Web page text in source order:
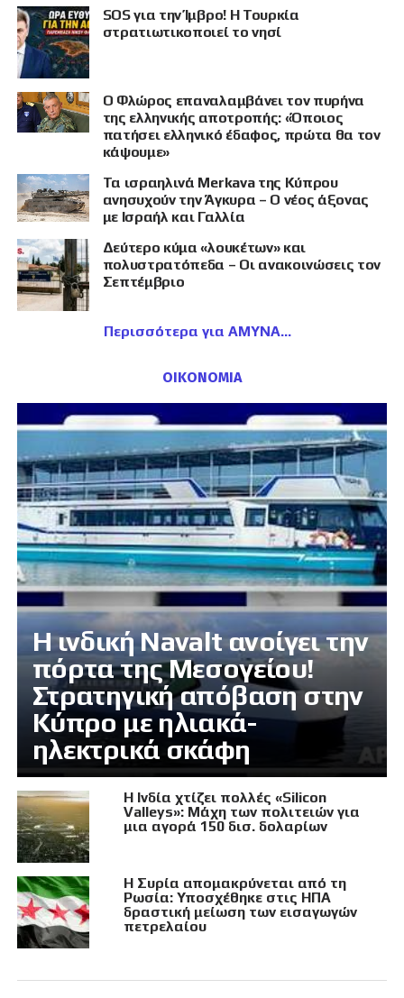
SOS για την Ίμβρο! Η Τουρκία
στρατιωτικοποιεί το νησί
Ο Φλώρος επαναλαμβάνει τον πυρήνα
της ελληνικής αποτροπής: «Όποιος
πατήσει ελληνικό έδαφος, πρώτα θα τον
κάψουμε»
Τα ισραηλινά Merkava της Κύπρου
ανησυχούν την Άγκυρα – Ο νέος άξονας
με Ισραήλ και Γαλλία
Δεύτερο κύμα «λουκέτων» και
πολυστρατόπεδα – Οι ανακοινώσεις τον
Σεπτέμβριο
Περισσότερα για ΑΜΥΝΑ
ΟΙΚΟΝΟΜΙΑ
Η ινδική Navalt ανοίγει την
πόρτα της Μεσογείου!
Στρατηγική απόβαση στην
Κύπρο με ηλιακά-
ηλεκτρικά σκάφη
Η Ινδία χτίζει πολλές «Silicon
Valleys»: Μάχη των πολιτειών για
μια αγορά 150 δισ. δολαρίων
Η Συρία απομακρύνεται από τη
Ρωσία: Υποσχέθηκε στις ΗΠΑ
δραστική μείωση των εισαγωγών
πετρελαίου